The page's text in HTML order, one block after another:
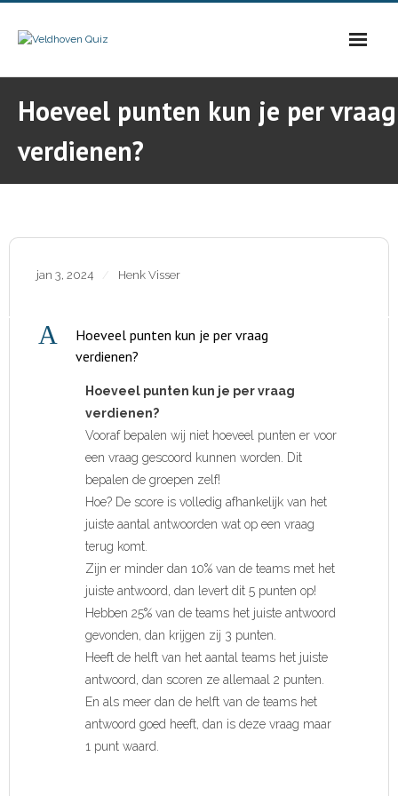
Hoeveel punten kun je per vraag
verdienen?
jan 3, 2024 Henk Visser
A
Hoeveel punten kun je per vraag
verdienen?
Hoeveel punten kun je per vraag
verdienen?
Vooraf bepalen wij niet hoeveel punten er voor
een vraag gescoord kunnen worden. Dit
bepalen de groepen zelf!
Hoe? De score is volledig afhankelijk van het
juiste aantal antwoorden wat op een vraag
terug komt.
Zijn er minder dan 10% van de teams met het
juiste antwoord, dan levert dit 5 punten op!
Hebben 25% van de teams het juiste antwoord
gevonden, dan krijgen zij 3 punten.
Heeft de helft van het aantal teams het juiste
antwoord, dan scoren ze allemaal 2 punten.
En als meer dan de helft van de teams het
antwoord goed heeft, dan is deze vraag maar
1 punt waard.